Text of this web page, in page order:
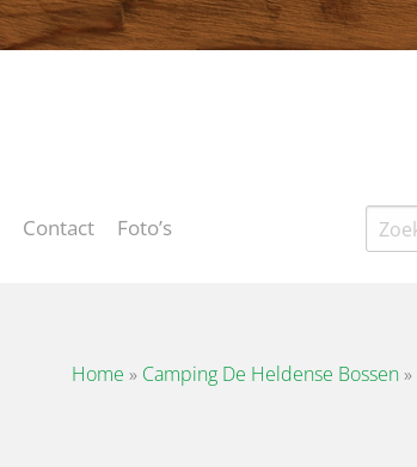
Contact Foto’s
Zoeken
naar:
Home » Camping De Heldense Bossen»